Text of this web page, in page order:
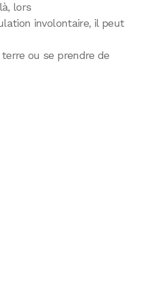
lors
involontaire, il peut
ou se prendre de